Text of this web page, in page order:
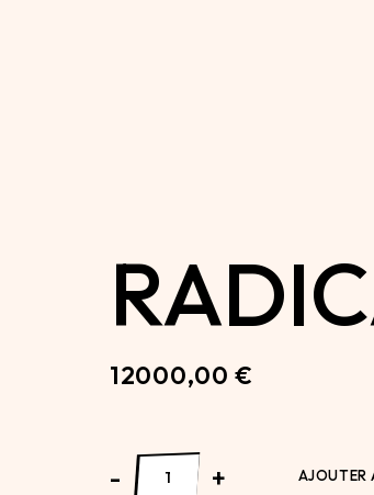
12000,00 €
Radical quantity
- + AJOUTER